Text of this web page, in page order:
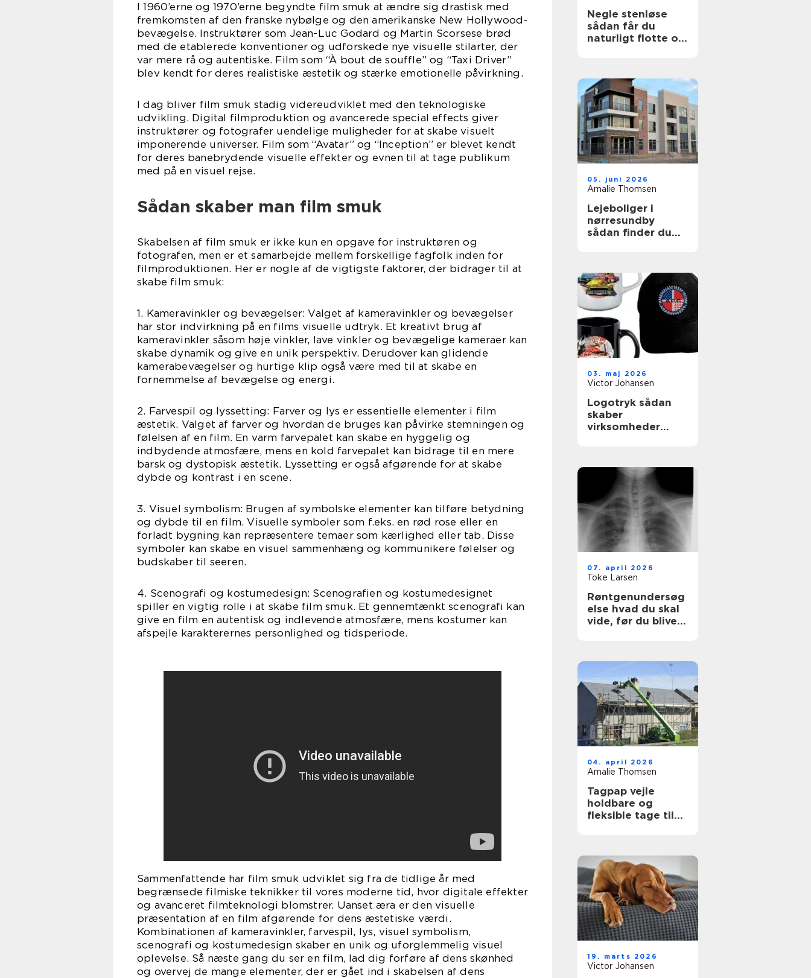
I 1960’erne og 1970’erne begyndte film smuk at ændre sig drastisk med
fremkomsten af den franske nybølge og den amerikanske New Hollywood-
bevægelse. Instruktører som Jean-Luc Godard og Martin Scorsese brød
med de etablerede konventioner og udforskede nye visuelle stilarter, der
var mere rå og autentiske. Film som “À bout de souffle” og “Taxi Driver”
blev kendt for deres realistiske æstetik og stærke emotionelle påvirkning.
I dag bliver film smuk stadig videreudviklet med den teknologiske
udvikling. Digital filmproduktion og avancerede special effects giver
instruktører og fotografer uendelige muligheder for at skabe visuelt
imponerende universer. Film som “Avatar” og “Inception” er blevet kendt
for deres banebrydende visuelle effekter og evnen til at tage publikum
med på en visuel rejse.
Sådan skaber man film smuk
Skabelsen af film smuk er ikke kun en opgave for instruktøren og
fotografen, men er et samarbejde mellem forskellige fagfolk inden for
filmproduktionen. Her er nogle af de vigtigste faktorer, der bidrager til at
skabe film smuk:
1. Kameravinkler og bevægelser: Valget af kameravinkler og bevægelser
har stor indvirkning på en films visuelle udtryk. Et kreativt brug af
kameravinkler såsom høje vinkler, lave vinkler og bevægelige kameraer kan
skabe dynamik og give en unik perspektiv. Derudover kan glidende
kamerabevægelser og hurtige klip også være med til at skabe en
fornemmelse af bevægelse og energi.
2. Farvespil og lyssetting: Farver og lys er essentielle elementer i film
æstetik. Valget af farver og hvordan de bruges kan påvirke stemningen og
følelsen af en film. En varm farvepalet kan skabe en hyggelig og
indbydende atmosfære, mens en kold farvepalet kan bidrage til en mere
barsk og dystopisk æstetik. Lyssetting er også afgørende for at skabe
dybde og kontrast i en scene.
3. Visuel symbolism: Brugen af symbolske elementer kan tilføre betydning
og dybde til en film. Visuelle symboler som f.eks. en rød rose eller en
forladt bygning kan repræsentere temaer som kærlighed eller tab. Disse
symboler kan skabe en visuel sammenhæng og kommunikere følelser og
budskaber til seeren.
4. Scenografi og kostumedesign: Scenografien og kostumedesignet
spiller en vigtig rolle i at skabe film smuk. Et gennemtænkt scenografi kan
give en film en autentisk og indlevende atmosfære, mens kostumer kan
afspejle karakterernes personlighed og tidsperiode.
Sammenfattende har film smuk udviklet sig fra de tidlige år med
begrænsede filmiske teknikker til vores moderne tid, hvor digitale effekter
og avanceret filmteknologi blomstrer. Uanset æra er den visuelle
præsentation af en film afgørende for dens æstetiske værdi.
Kombinationen af kameravinkler, farvespil, lys, visuel symbolism,
scenografi og kostumedesign skaber en unik og uforglemmelig visuel
oplevelse. Så næste gang du ser en film, lad dig forføre af dens skønhed
og overvej de mange elementer, der er gået ind i skabelsen af dens
Negle stenløse
sådan får du
naturligt flotte og
05. juni 2026
Amalie Thomsen
Lejeboliger i
nørresundby
sådan finder du
03. maj 2026
Victor Johansen
Logotryk sådan
skaber
virksomheder
07. april 2026
Toke Larsen
Røntgenundersøg
else hvad du skal
vide, før du bliver
04. april 2026
Amalie Thomsen
Tagpap vejle
holdbare og
fleksible tage til
19. marts 2026
Victor Johansen